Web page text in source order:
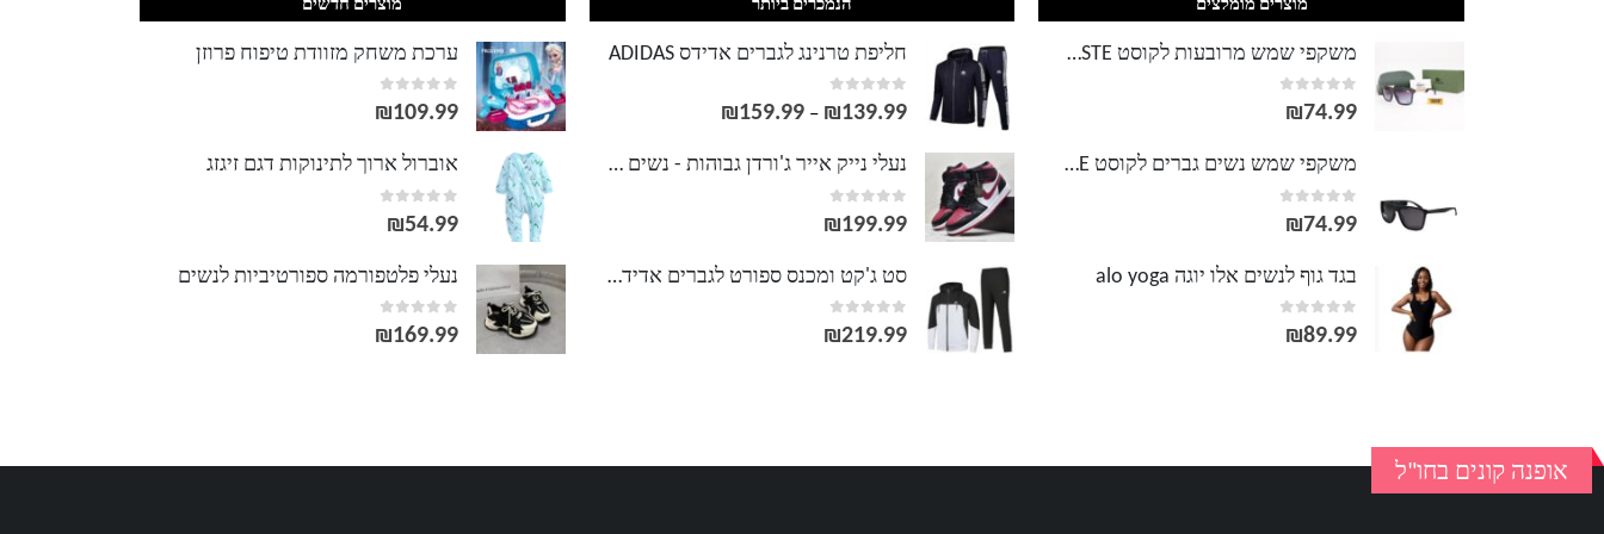
מוצרים מומלצים
משקפי שמש מרובעות לקוסט LACOSTE
0
out of 5
₪74.99
משקפי שמש נשים גברים לקוסט LACOSTE
0
out of 5
₪74.99
בגד גוף לנשים אלו יוגה alo yoga
0
out of 5
₪89.99
הנמכרים ביותר
חליפת טרנינג לגברים אדידס ADIDAS
0
out of 5
₪139.99
–
₪159.99
נעלי נייק אייר ג'ורדן גבוהות - נשים גברים NIKE AIR JORDAN
0
out of 5
₪199.99
סט ג'קט ומכנס ספורט לגברים אדידס ADIDAS
0
out of 5
₪219.99
מוצרים חדשים
ערכת משחק מזוודת טיפוח פרוזן
0
out of 5
₪109.99
אוברול ארוך לתינוקות דגם זיגזג
0
out of 5
₪54.99
נעלי פלטפורמה ספורטיביות לנשים
0
out of 5
₪169.99
אופנה קונים בחו"ל